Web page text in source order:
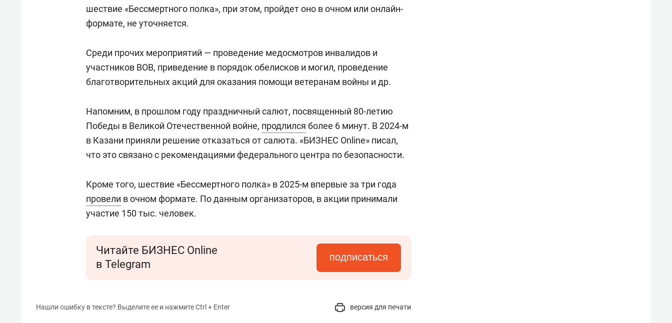
шествие «Бессмертного полка», при этом, пройдет оно в очном или онлайн-
формате, не уточняется.
Среди прочих мероприятий — проведение медосмотров инвалидов и
участников ВОВ, приведение в порядок обелисков и могил, проведение
благотворительных акций для оказания помощи ветеранам войны и др.
Напомним, в прошлом году праздничный салют, посвященный 80-летию
Победы в Великой Отечественной войне, продлился более 6 минут. В 2024-м
в Казани приняли решение отказаться от салюта. «БИЗНЕС Online» писал,
что это связано с рекомендациями федерального центра по безопасности.
Кроме того, шествие «Бессмертного полка» в 2025-м впервые за три года
провели в очном формате. По данным организаторов, в акции принимали
участие 150 тыс. человек.
Читайте БИЗНЕС Online
в Telegram
подписаться
Нашли ошибку в тексте? Выделите ее и нажмите Ctrl + Enter версия для печати